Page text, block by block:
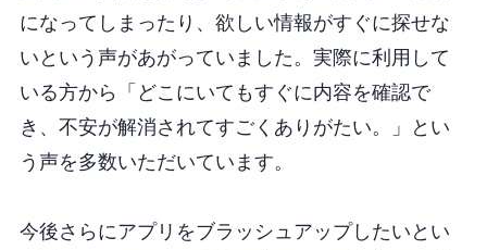
になってしまったり、欲しい情報がすぐに探せな
いという声があがっていました。実際に利用して
いる方から「どこにいてもすぐに内容を確認で
き、不安が解消されてすごくありがたい。」とい
う声を多数いただいています。
今後さらにアプリをブラッシュアップしたいとい